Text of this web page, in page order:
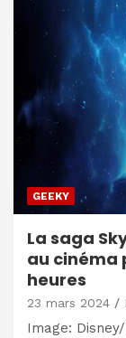
GEEKY
La saga
au cinéma
heures
23 mars 2024
Image: